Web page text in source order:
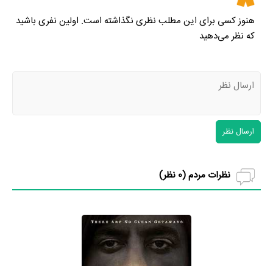
هنوز کسی برای این مطلب نظری نگذاشته است. اولین نفری باشید
که نظر می‌دهید
ارسال نظر
نظرات مردم (0 نظر)